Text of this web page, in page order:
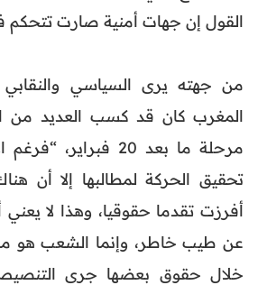
القول إن جهات أمنية صارت تتحكم
من جهته يرى السياسي
المغرب كان قد كسب العديد من
مرحلة ما بعد 20
تحقيق الحركة لمطالبها إلا أن
أفرزت تقدما حقوقيا، وهذا لا
عن طيب خاطر، وإنما الشعب هو
خلال حقوق بعضها جرى